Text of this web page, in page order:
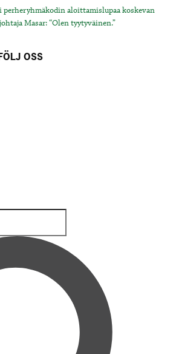
aloittamislupaa koskevan
Masar: “Olen tyytyväinen.”
OSS